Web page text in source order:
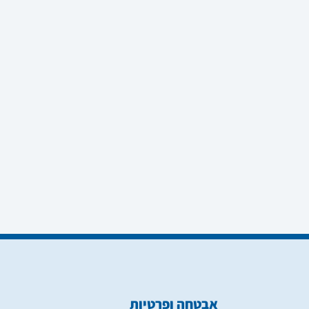
אבטחה ופרטיות